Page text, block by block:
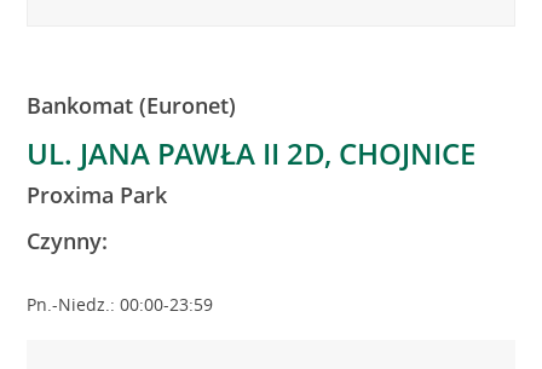
Bankomat (Euronet)
UL. JANA PAWŁA II 2D, CHOJNICE
Proxima Park
Czynny:
Pn.-Niedz.: 00:00-23:59